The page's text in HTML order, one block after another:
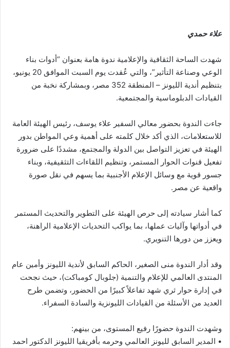
علاء حمدي
شهدت الساحة الثقافية والإعلامية ندوة هامة بعنوان “أدوات بناء
الوعي وصناعة التأثير”، والتي عُقدت يوم السبت الموافق 20 يونيو،
بتنظيم أندية الليونز – المنطقة 352 مصر، وبمشاركة نخبة من
القيادات الدبلوماسية والمجتمعية.
جاءت الندوة بحضور معالي السفير علاء يوسف، رئيس الهيئة العامة
للاستعلامات، الذي أكد خلال كلمته على أهمية وعي المواطن بدور
الهيئة في تعزيز التواصل بين الدولة والمجتمع، مشددًا على ضرورة
تفعيل قنوات الحوار المستمر، وتنظيم اللقاءات التثقيفية، وبناء
جسور قوية مع وسائل الإعلام الأجنبية بما يسهم في نقل صورة
واقعية عن مصر.
كما أشار سيادته إلى حرص الهيئة على التطوير والتحديث المستمر
في أدواتها وآليات عملها، بما يواكب التحديات الإعلامية الراهنة،
ويعزز من دورها التنويري.
وقد أدار الندوة منى الصغير، الحاكم السابق لأندية الليونز وأمين عام
المنتدى العالمي للإعلام والتنمية (جلوبال كومباكت)، حيث نجحت
في إدارة حوار ثري شهد تفاعلاً كبيرًا من الحضور، وتضمن طرح
العديد من الأسئلة من القيادات الليونزية والسادة السفراء.
وشهدت الندوة حضورًا رفيع المستوى، من بينهم:
• المدير السابق لليونز العالمي وحرمه بأفريقيا الليونز الدكتور احمد